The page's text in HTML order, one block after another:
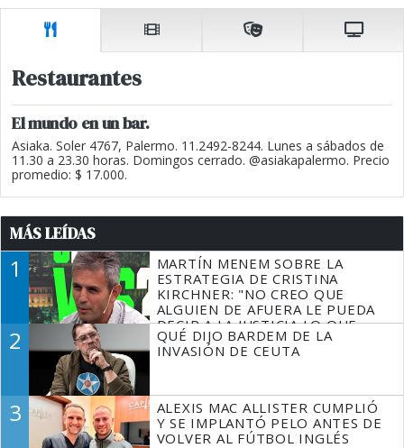
Restaurantes
El mundo en un bar.
Asiaka. Soler 4767, Palermo. 11.2492-8244. Lunes a sábados de
11.30 a 23.30 horas. Domingos cerrado. @asiakapalermo. Precio
promedio: $ 17.000.
MÁS LEÍDAS
1
MARTÍN MENEM SOBRE LA
ESTRATEGIA DE CRISTINA
KIRCHNER: "NO CREO QUE
ALGUIEN DE AFUERA LE PUEDA
DECIR A LA JUSTICIA LO QUE
TIENE QUE HACER"
2
QUÉ DIJO BARDEM DE LA
INVASIÓN DE CEUTA
3
ALEXIS MAC ALLISTER CUMPLIÓ
Y SE IMPLANTÓ PELO ANTES DE
VOLVER AL FÚTBOL INGLÉS